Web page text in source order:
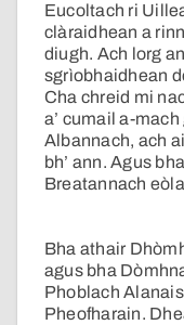
Eucoltach ri
clàraidhean a
diugh. Ach lorg
sgrìobhaidhean
Cha chreid mi
a’ cumail a-mach
Albannach, ach
bh’ ann. Agus
Breatannach
Bha athair
agus bha
Phoblach
Pheofharain.